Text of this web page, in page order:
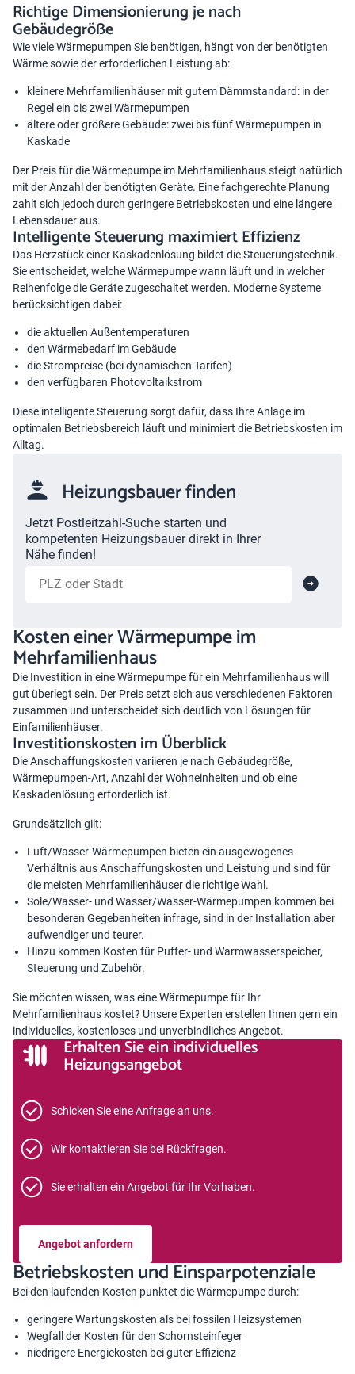
Richtige Dimensionierung je nach
Gebäudegröße
Wie viele Wärmepumpen Sie benötigen, hängt von der benötigten
Wärme sowie der erforderlichen Leistung ab:
kleinere Mehrfamilienhäuser mit gutem Dämmstandard: in der
Regel ein bis zwei Wärmepumpen
ältere oder größere Gebäude: zwei bis fünf Wärmepumpen in
Kaskade
Der Preis für die Wärmepumpe im Mehrfamilienhaus steigt natürlich
mit der Anzahl der benötigten Geräte. Eine fachgerechte Planung
zahlt sich jedoch durch geringere Betriebskosten und eine längere
Lebensdauer aus.
Intelligente Steuerung maximiert Effizienz
Das Herzstück einer Kaskadenlösung bildet die Steuerungstechnik.
Sie entscheidet, welche Wärmepumpe wann läuft und in welcher
Reihenfolge die Geräte zugeschaltet werden. Moderne Systeme
berücksichtigen dabei:
die aktuellen Außentemperaturen
den Wärmebedarf im Gebäude
die Strompreise (bei dynamischen Tarifen)
den verfügbaren Photovoltaikstrom
Diese intelligente Steuerung sorgt dafür, dass Ihre Anlage im
optimalen Betriebsbereich läuft und minimiert die Betriebskosten im
Alltag.
Heizungsbauer finden
Jetzt Postleitzahl-Suche starten und
kompetenten Heizungsbauer direkt in Ihrer
Nähe finden!
Kosten einer Wärmepumpe im
Mehrfamilienhaus
Die Investition in eine Wärmepumpe für ein Mehrfamilienhaus will
gut überlegt sein. Der Preis setzt sich aus verschiedenen Faktoren
zusammen und unterscheidet sich deutlich von Lösungen für
Einfamilienhäuser.
Investitionskosten im Überblick
Die Anschaffungskosten variieren je nach Gebäudegröße,
Wärmepumpen-Art, Anzahl der Wohneinheiten und ob eine
Kaskadenlösung erforderlich ist.
Grundsätzlich gilt:
Luft/Wasser-Wärmepumpen bieten ein ausgewogenes
Verhältnis aus Anschaffungskosten und Leistung und sind für
die meisten Mehrfamilienhäuser die richtige Wahl.
Sole/Wasser- und Wasser/Wasser-Wärmepumpen kommen bei
besonderen Gegebenheiten infrage, sind in der Installation aber
aufwendiger und teurer.
Hinzu kommen Kosten für Puffer- und Warmwasserspeicher,
Steuerung und Zubehör.
Sie möchten wissen, was eine Wärmepumpe für Ihr
Mehrfamilienhaus kostet? Unsere Experten erstellen Ihnen gern ein
individuelles, kostenloses und unverbindliches Angebot.
Erhalten Sie ein individuelles
Heizungsangebot
Schicken Sie eine Anfrage an uns.
Wir kontaktieren Sie bei Rückfragen.
Sie erhalten ein Angebot für Ihr Vorhaben.
Angebot anfordern
Betriebskosten und Einsparpotenziale
Bei den laufenden Kosten punktet die Wärmepumpe durch:
geringere Wartungskosten als bei fossilen Heizsystemen
Wegfall der Kosten für den Schornsteinfeger
niedrigere Energiekosten bei guter Effizienz